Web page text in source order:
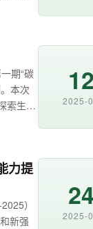
期“碳
本次
索生态
12
2025-
力提
）
新强
24
2025-